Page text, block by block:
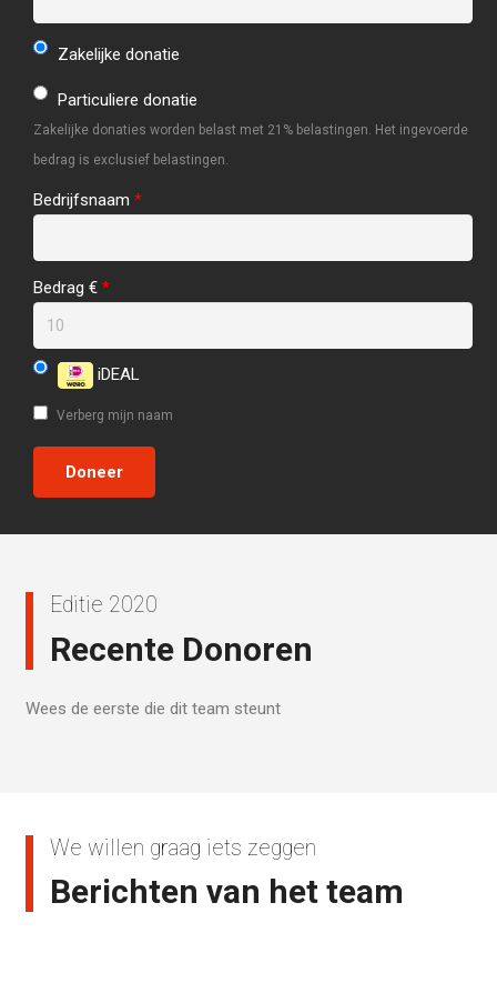
Zakelijke donatie
Particuliere donatie
Zakelijke donaties worden belast met 21% belastingen. Het ingevoerde
bedrag is exclusief belastingen.
Bedrijfsnaam *
Bedrag € *
iDEAL
Verberg mijn naam
Editie 2020
Recente Donoren
Wees de eerste die dit team steunt
We willen graag iets zeggen
Berichten van het team